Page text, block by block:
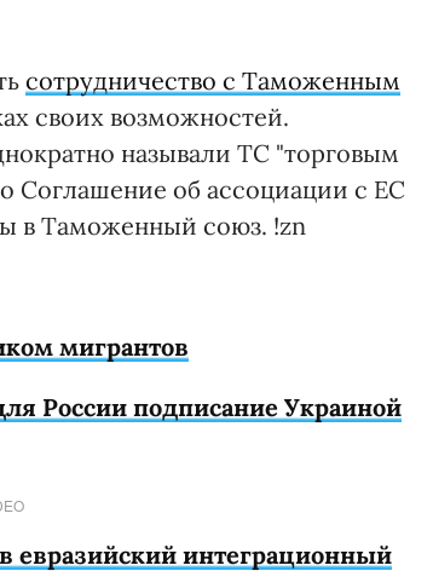
сотрудничество с Таможенным
своих возможностей.
называли ТС "торговым
Соглашение об ассоциации с ЕС
в Таможенный союз. !zn
мигрантов
России подписание Украиной
евразийский интеграционный